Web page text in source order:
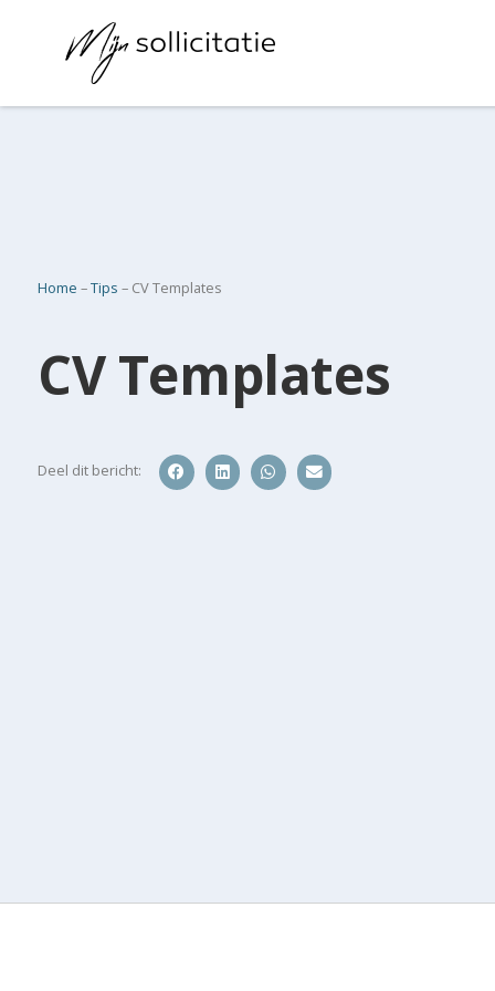
Home –Tips – CV Templates
CV Templates
Deel dit bericht: